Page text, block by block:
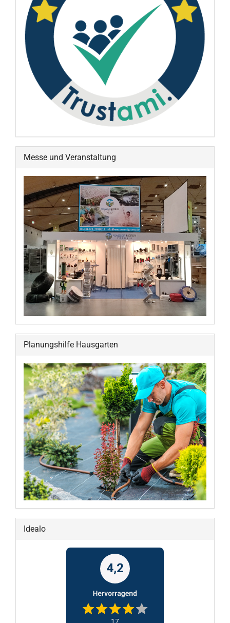
Messe und Veranstaltung
Planungshilfe Hausgarten
Idealo